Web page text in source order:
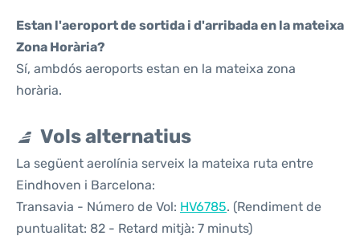
Estan l'aeroport de sortida i d'arribada en la mateixa
Zona Horària?
Sí, ambdós aeroports estan en la mateixa zona
horària.
Vols alternatius
La següent aerolínia serveix la mateixa ruta entre
Eindhoven i Barcelona:
Transavia - Número de Vol: HV6785. (Rendiment de
puntualitat: 82 - Retard mitjà: 7 minuts)